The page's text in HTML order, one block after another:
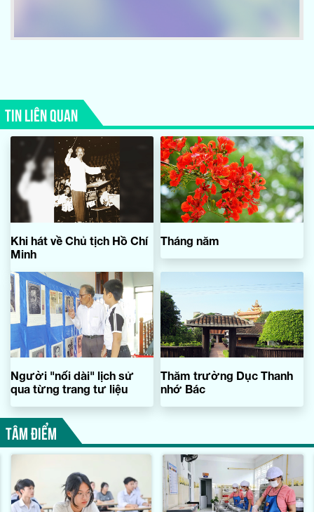
TIN LIÊN QUAN
Khi hát về Chủ tịch Hồ Chí
Minh
Tháng năm
Người "nối dài" lịch sử
qua từng trang tư liệu
Thăm trường Dục Thanh
nhớ Bác
TÂM ĐIỂM